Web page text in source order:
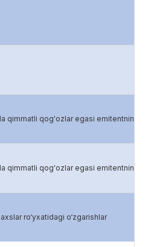
qimmatli qog'ozlar egasi emitentning
qimmatli qog'ozlar egasi emitentning
ro‘yxatidagi o‘zgarishlar